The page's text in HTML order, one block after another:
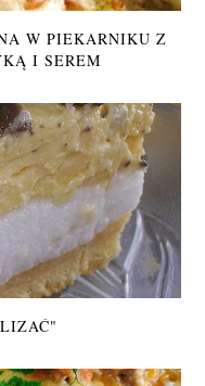
W PIEKARNIKU Z
I SEREM